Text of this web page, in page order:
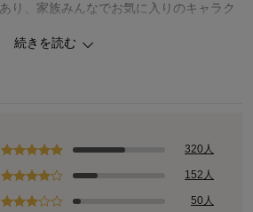
り、家族みんなでお気に入りのキャラク
プレゼントにもおすすめ
た！
の状態：裸足（着用感）
い
い
続きを読む
320人
152人
50人